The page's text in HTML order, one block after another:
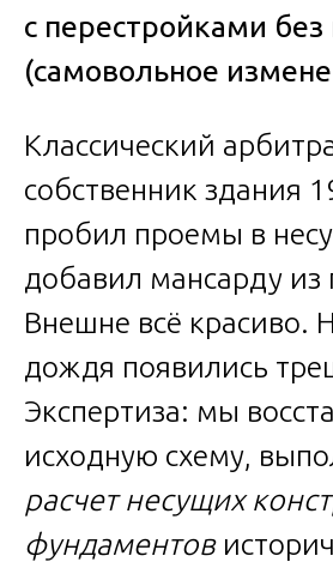
с перестройками без
(самовольное
Классический
собственник здания
пробил проемы в
добавил мансарду из
Внешне всё красиво.
дождя появились
Экспертиза: мы
исходную схему,
расчет несущих
фундаментов